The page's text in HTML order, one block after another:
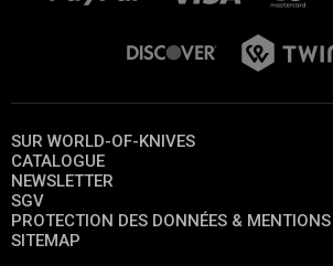
SUR WORLD-OF-KNIVES
CATALOGUE
NEWSLETTER
SGV
PROTECTION DES DONNÉES &
SITEMAP